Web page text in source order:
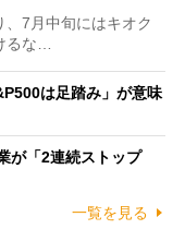
7月中旬にはキオク
るな…
は足踏み」が意味
が「2連続ストップ
一覧を見る